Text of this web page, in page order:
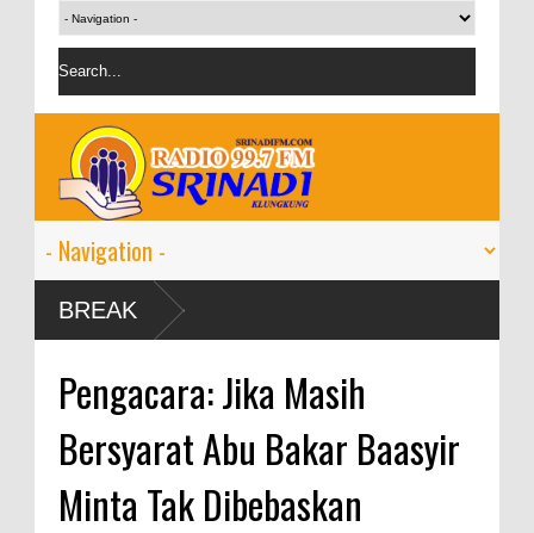
BREAK
Pengacara: Jika Masih
Bersyarat Abu Bakar Baasyir
Minta Tak Dibebaskan